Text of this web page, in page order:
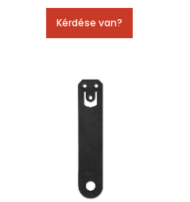
Kérdése van?